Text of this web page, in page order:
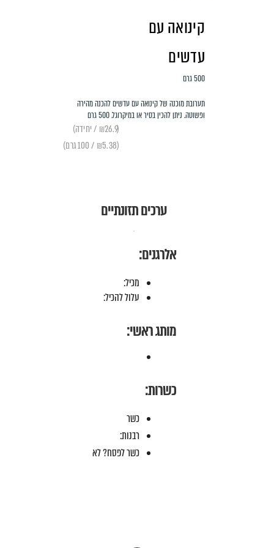
קינואה עם
עדשים
500 גרם
תערובת מוכנה של קינואה עם עדשים להכנה מהירה
ופשוטה. ניתן להכין בסיר או במיקרוגל. 500 גרם
(₪26.9 / יחידה)
(₪5.38 / 100 גרם)
ערכים תזונתיים
אלרגנים:
מכיל:
עלול להכיל:
מותג ראשי:
כשרות:
כשר
רבנות:
כשר לפסח? לא